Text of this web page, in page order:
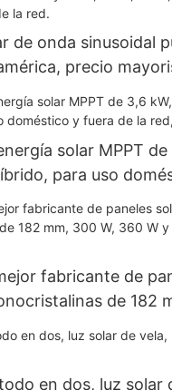
de onda sinusoidal
precio
240 V, para uso
solar MPPT de
para uso
fabricante de
de 182
a precios
en dos, luz solar